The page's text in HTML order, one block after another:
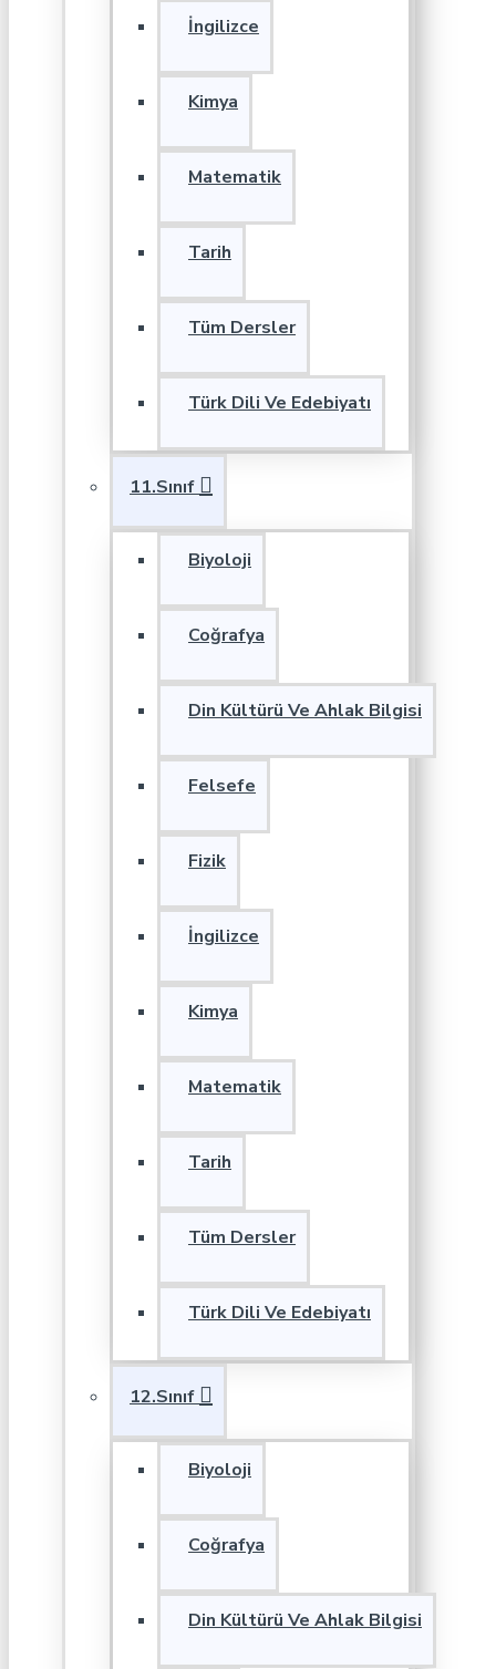
İngilizce
Kimya
Matematik
Tarih
Tüm Dersler
Türk Dili Ve Edebiyatı
11.Sınıf
Biyoloji
Coğrafya
Din Kültürü Ve Ahlak Bilgisi
Felsefe
Fizik
İngilizce
Kimya
Matematik
Tarih
Tüm Dersler
Türk Dili Ve Edebiyatı
12.Sınıf
Biyoloji
Coğrafya
Din Kültürü Ve Ahlak Bilgisi